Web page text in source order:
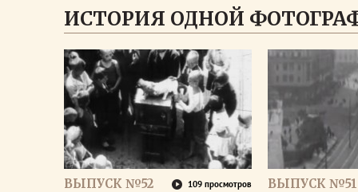
ИСТОРИЯ ОДНОЙ
ВЫПУСК №52 109 просмотров ВЫПУСК №51